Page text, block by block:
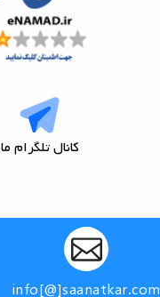
کانال تلگرام ما
info[@]saanatkar.com